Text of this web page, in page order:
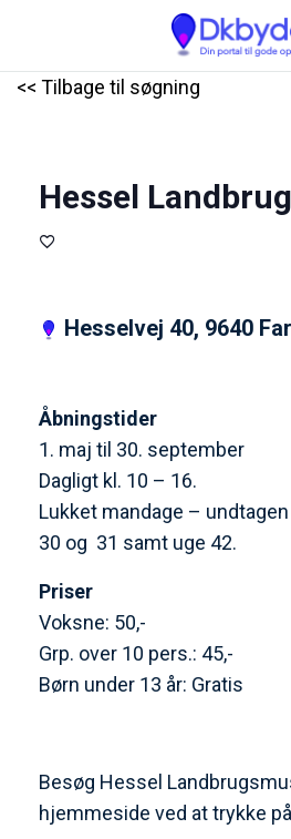
<< Tilbage til søgning
Hessel
Hesselvej 40, 9640
Åbningstider
1. maj til 30. september
Dagligt kl. 10 – 16.
Lukket mandage – undtagen
30 og 31 samt uge 42.
Priser
Voksne: 50,-
Grp. over 10 pers.: 45,-
Børn under 13 år: Gratis
Besøg Hessel
hjemmeside ved at trykke